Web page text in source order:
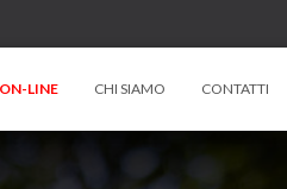
LINE CHI SIAMO CONTATTI